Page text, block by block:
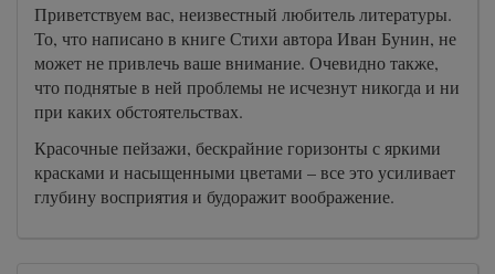
Приветствуем вас, неизвестный любитель литературы.
То, что написано в книге Стихи автора Иван Бунин, не
может не привлечь ваше внимание. Очевидно также,
что поднятые в ней проблемы не исчезнут никогда и ни
при каких обстоятельствах.
Красочные пейзажи, бескрайние горизонты с яркими
красками и насыщенными цветами – все это усиливает
глубину восприятия и будоражит воображение.